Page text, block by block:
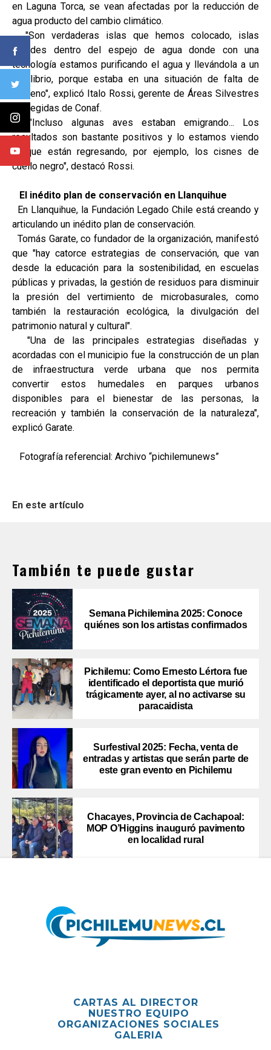
en Laguna Torca, se vean afectadas por la reducción de
agua producto del cambio climático.
"Son verdaderas islas que hemos colocado, islas
grandes dentro del espejo de agua donde con una
tecnología estamos purificando el agua y llevándola a un
equilibrio, porque estaba en una situación de falta de
oxígeno", explicó Italo Rossi, gerente de Áreas Silvestres
Protegidas de Conaf.
"Incluso algunas aves estaban emigrando... Los
resultados son bastante positivos y lo estamos viendo
porque están regresando, por ejemplo, los cisnes de
cuello negro", destacó Rossi.
El inédito plan de conservación en Llanquihue
En Llanquihue, la Fundación Legado Chile está creando y
articulando un inédito plan de conservación.
Tomás Garate, co fundador de la organización, manifestó
que "hay catorce estrategias de conservación, que van
desde la educación para la sostenibilidad, en escuelas
públicas y privadas, la gestión de residuos para disminuir
la presión del vertimiento de microbasurales, como
también la restauración ecológica, la divulgación del
patrimonio natural y cultural".
"Una de las principales estrategias diseñadas y
acordadas con el municipio fue la construcción de un plan
de infraestructura verde urbana que nos permita
convertir estos humedales en parques urbanos
disponibles para el bienestar de las personas, la
recreación y también la conservación de la naturaleza",
explicó Garate.
Fotografía referencial: Archivo “pichilemunews”
En este artículo
También te puede gustar
Semana Pichilemina 2025: Conoce
quiénes son los artistas confirmados
Pichilemu: Como Ernesto Lértora fue
identificado el deportista que murió
trágicamente ayer, al no activarse su
paracaidista
Surfestival 2025: Fecha, venta de
entradas y artistas que serán parte de
este gran evento en Pichilemu
Chacayes, Provincia de Cachapoal:
MOP O’Higgins inauguró pavimento
en localidad rural
CARTAS AL DIRECTOR
NUESTRO EQUIPO
ORGANIZACIONES SOCIALES
GALERIA